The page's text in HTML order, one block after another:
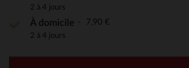
2 à 4 jours
À domicile 7,90 €
2 à 4 jours